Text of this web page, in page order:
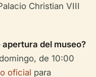
Christian VIII
apertura del museo?
de 10:00
oficial para